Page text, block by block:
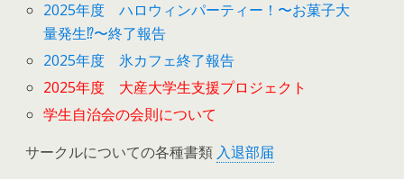
2025年度 ハロウィンパーティー！〜お菓子大
量発生⁉︎〜終了報告
2025年度 氷カフェ終了報告
2025年度 大産大学生支援プロジェクト
学生自治会の会則について
サークルについての各種書類 入退部届